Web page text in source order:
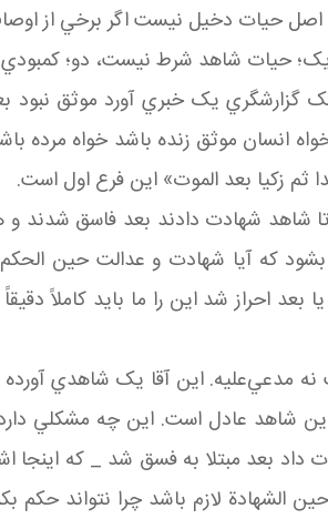
اصل حيات دخيل نيست اگر برخي از
حيات شاهد شرط نيست، دو؛
گزارشگري يک خبري آورد موثق نبود
انسان موثق زنده باشد خواه مرده
زکيا بعد الموت» اين فرع اول است.
تا شاهد شهادت دادند بعد فاسق شدند
که آيا شهادت و عدالت حين
احراز شد اين را ما بايد کاملاً
مدعي‌عليه. اين آقا يک شاهدي
شاهد عادل است. اين چه مشکلي
داد بعد مبتلا به فسق شد _ که
الشهادة لازم باشد چرا نتواند حکم